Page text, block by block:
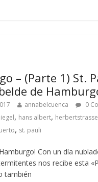
– (Parte 1) St.
de
annabelcuenca
0
, hans albert, herbertstrasse
, st. pauli
Con un día
nos recibe esta
también